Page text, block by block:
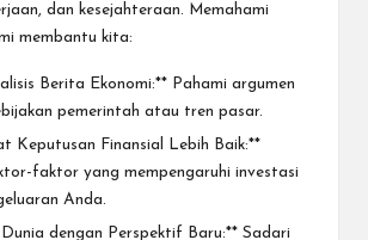
dan kesejahteraan. Memahami
membantu kita:
Berita Ekonomi:** Pahami argumen
pemerintah atau tren pasar.
Keputusan Finansial Lebih Baik:**
faktor yang mempengaruhi investasi
Anda.
dengan Perspektif Baru:** Sadari